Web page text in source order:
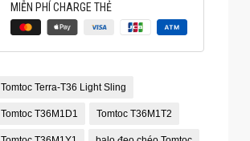
MIỄN PHÍ CHARGE THẺ
Tomtoc Terra-T36 Light Sling
Tomtoc T36M1D1 Tomtoc T36M1T2